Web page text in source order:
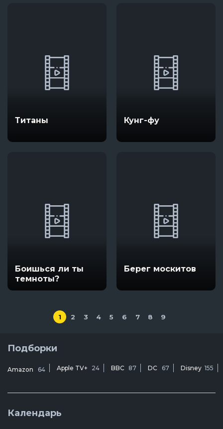
Титаны Кунг-фу
Боишься ли ты
темноты?
Берег москитов
1 2 3 4 5 6 7 8 9
Подборки
Amazon 64 Apple TV+ 24 BBC 87 DC 67 Disney 155
Календарь